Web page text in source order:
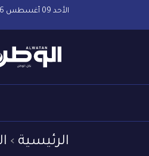
الأحد 09 أغسطس 2026
الرئيسية